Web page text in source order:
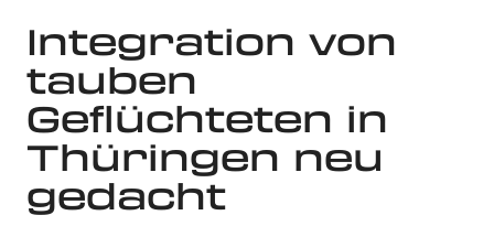
Integration von
tauben
Geflüchteten in
Thüringen neu
gedacht